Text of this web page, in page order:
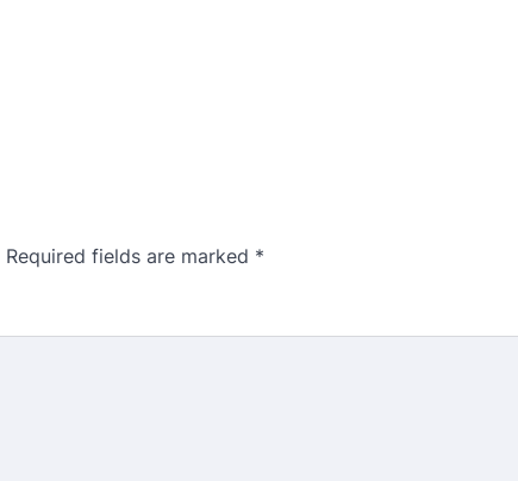
Required fields are marked *